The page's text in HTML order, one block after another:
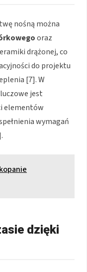
nośną można
oraz
drążonej, co
do projektu
[7]. W
jest
elementów
wymagań
dzięki